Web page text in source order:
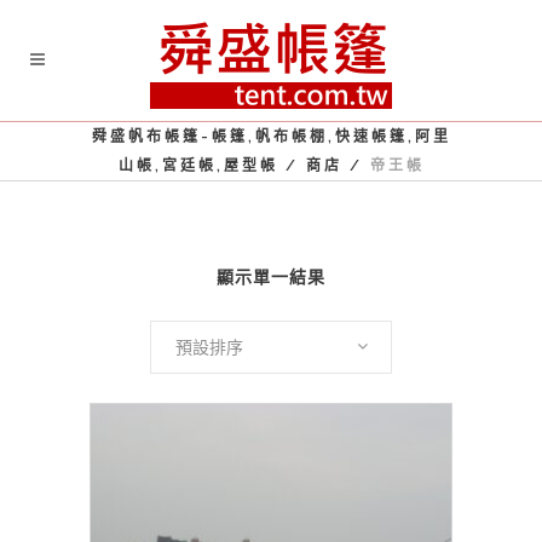
舜盛帆布帳篷-帳篷,帆布帳棚,快速帳篷,阿里
山帳,宮廷帳,屋型帳
/ 商店 / 帝王帳
顯示單一結果
預設排序